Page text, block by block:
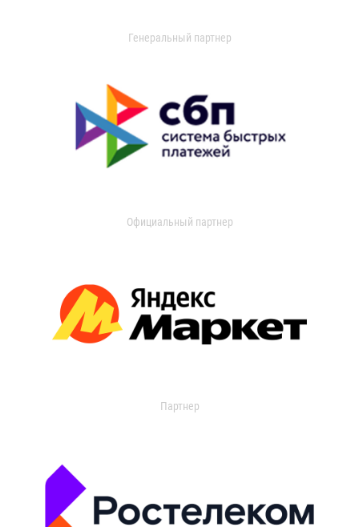
Генеральный партнер
Официальный партнер
Партнер